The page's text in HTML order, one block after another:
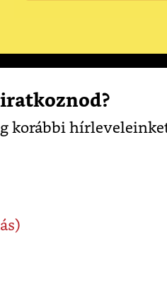
korábbi